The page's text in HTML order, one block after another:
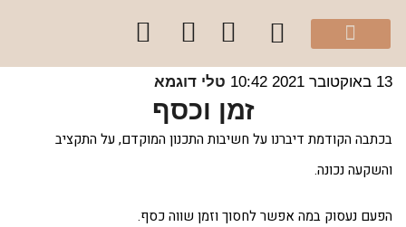
10:42 טלי דוגמא
זמן וכסף
הקודמת דיברנו על חשיבות התכנון המוקדם, על התקציב
נכונה.
נעסוק במה אפשר לחסוך וזמן שווה כסף.